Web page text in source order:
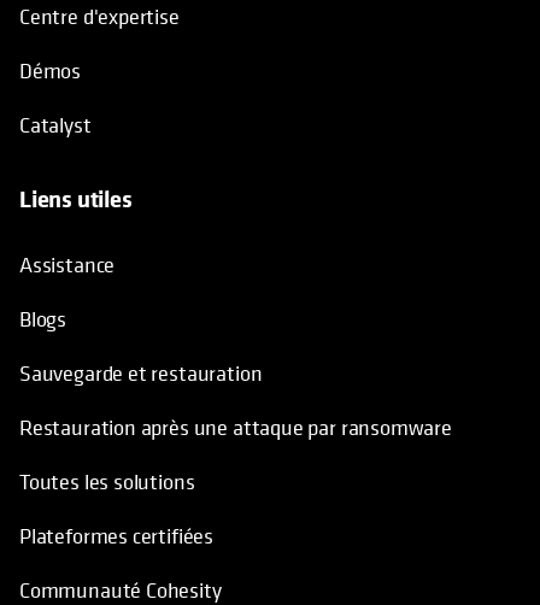
Centre d'expertise
Démos
Catalyst
Liens utiles
Assistance
Blogs
Sauvegarde et restauration
Restauration après une attaque par ransomware
Toutes les solutions
Plateformes certifiées
Communauté Cohesity